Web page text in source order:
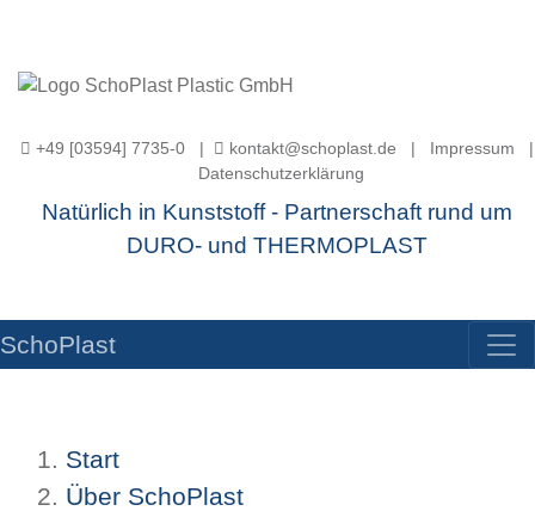
+49 [03594] 7735-0 | kontakt@schoplast.de | Impressum |
Datenschutzerklärung
Natürlich in Kunststoff - Partnerschaft rund um
DURO- und THERMOPLAST
SchoPlast
Start
Über SchoPlast